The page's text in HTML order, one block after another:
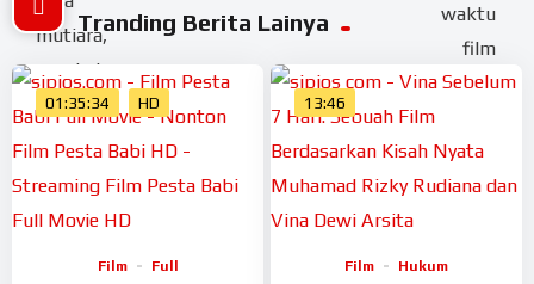
Tranding Berita Lainya
01:35:34 HD
Film Full
13:46
Film Hukum